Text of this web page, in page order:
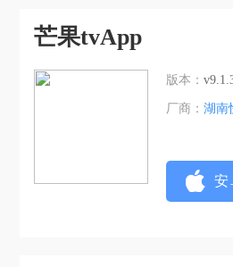
芒果tvApp
版本：
厂商： 湖南
安